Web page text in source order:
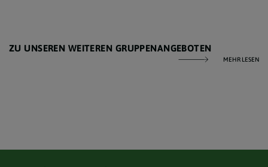
ZU UNSEREN WEITEREN GRUPPENANGEBOTEN
MEHR LESEN